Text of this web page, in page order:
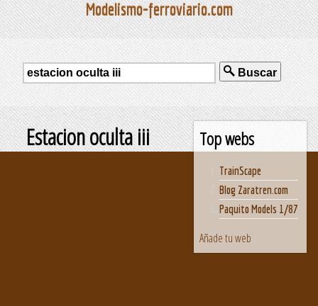
Modelismo-ferroviario.com
Buscar
Top webs
TrainScape
Blog Zaratren.com
Paquito Models 1/87
Añade tu web
Estacion oculta iii